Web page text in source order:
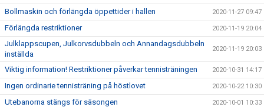
Bollmaskin och förlängda öppettider i hallen 2020-11-27 09:47
Förlängda restriktioner 2020-11-19 20:04
Julklappscupen, Julkorvsdubbeln och Annandagsdubbeln
inställda
2020-11-19 20:03
Viktig information! Restriktioner påverkar tennisträningen 2020-10-31 14:17
Ingen ordinarie tennisträning på höstlovet 2020-10-22 10:30
Utebanorna stängs för säsongen 2020-10-01 10:33